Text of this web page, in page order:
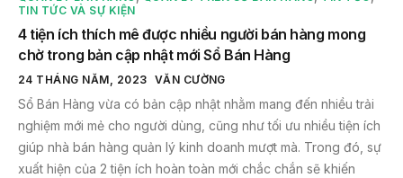
TIN TỨC VÀ SỰ KIỆN
4 tiện ích thích mê được nhiều người bán hàng mong
chờ trong bản cập nhật mới Sổ Bán Hàng
24 THÁNG NĂM, 2023 VĂN CƯỜNG
Sổ Bán Hàng vừa có bản cập nhật nhằm mang đến nhiều trải
nghiệm mới mẻ cho người dùng, cũng như tối ưu nhiều tiện ích
giúp nhà bán hàng quản lý kinh doanh mượt mà. Trong đó, sự
xuất hiện của 2 tiện ích hoàn toàn mới chắc chắn sẽ khiến